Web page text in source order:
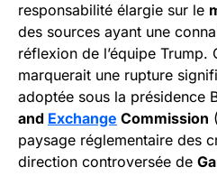
responsabilité élargie sur le
des sources ayant une
réflexion de l’équipe Trump.
marquerait une rupture
adoptée sous la présidence
and Exchange Commission
paysage réglementaire des
direction controversée de